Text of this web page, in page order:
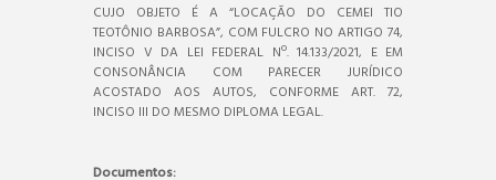
CUJO OBJETO É A “LOCAÇÃO DO CEMEI TIO
TEOTÔNIO BARBOSA”, COM FULCRO NO ARTIGO 74,
INCISO V DA LEI FEDERAL Nº. 14.133/2021, E EM
CONSONÂNCIA COM PARECER JURÍDICO
ACOSTADO AOS AUTOS, CONFORME ART. 72,
INCISO III DO MESMO DIPLOMA LEGAL.
Documentos: